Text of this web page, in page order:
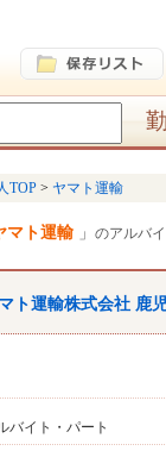
TOP ヤマト運輸
マト運輸 のアルバ
ト運輸株式会社 鹿
バイト・パート